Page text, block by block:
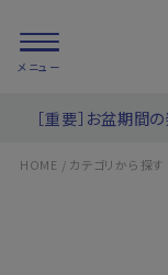
［重要］お盆期間
HOME / カテゴリから探す